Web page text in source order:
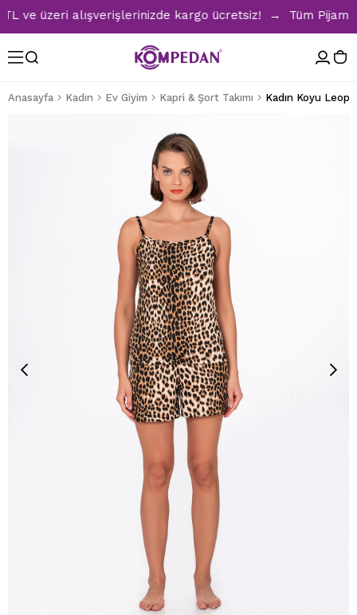
ve üzeri alışverişlerinizde kargo ücretsiz! → Tüm
Anasayfa Kadın Ev Giyim Kapri & Şort Takımı